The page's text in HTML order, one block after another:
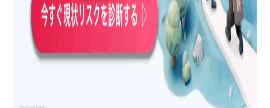
まとめ｜関連キーワードは「冷静な判断」と
「段階的対応」が重要